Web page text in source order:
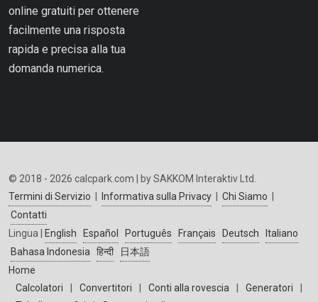
online gratuiti per ottenere
facilmente una risposta
rapida e precisa alla tua
domanda numerica.
© 2018 - 2026 calcpark.com | by SAKKOM Interaktiv Ltd.
Termini di Servizio
Informativa sulla Privacy Chi Siamo
Contatti
Lingua |
English Español Português Français Deutsch
Italiano
Bahasa Indonesia
हिन्दी
日本語
Home
Calcolatori
Convertitori Conti alla rovescia Generatori